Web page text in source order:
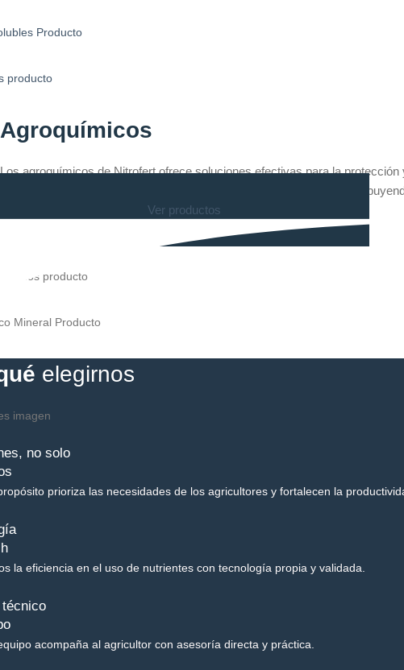
Agroquímicos
Los agroquímicos de Nitrofert ofrece soluciones efectivas para la
ayudan a prevenir y controlar plagas, enfermedades y malezas,
Ver productos
elegirnos
no solo
prioriza las necesidades de los agricultores y fortalecen la
la eficiencia en el uso de nutrientes con tecnología propia y validada.
acompaña al agricultor con asesoría directa y práctica.